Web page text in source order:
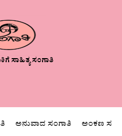
ಸಾಹಿತ್ಯ ಸಂಗಾತಿ
ಅನುವಾದ ಸಂಗಾತಿ ಅಂಕಣ